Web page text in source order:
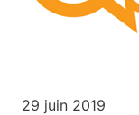
29 juin 2019